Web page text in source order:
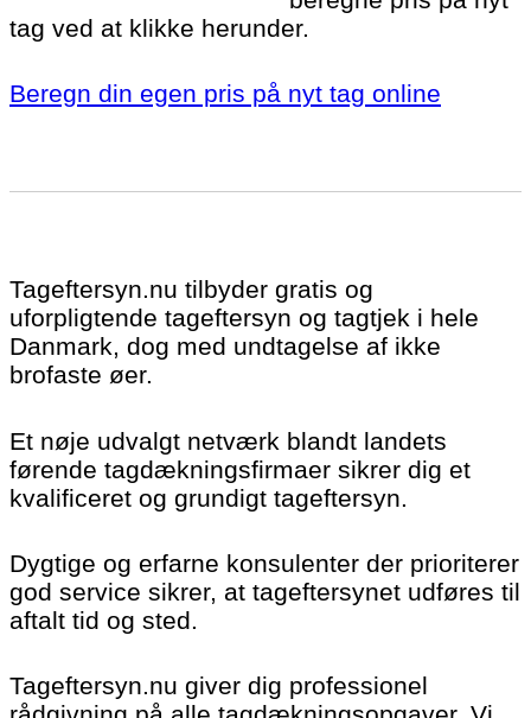
tag ved at klikke herunder.
Beregn din egen pris på nyt tag online
Tageftersyn.nu tilbyder gratis og
uforpligtende tageftersyn og tagtjek i hele
Danmark, dog med undtagelse af ikke
brofaste øer.
Et nøje udvalgt netværk blandt landets
førende tagdækningsfirmaer sikrer dig et
kvalificeret og grundigt tageftersyn.
Dygtige og erfarne konsulenter der prioriterer
god service sikrer, at tageftersynet udføres til
aftalt tid og sted.
Tageftersyn.nu giver dig professionel